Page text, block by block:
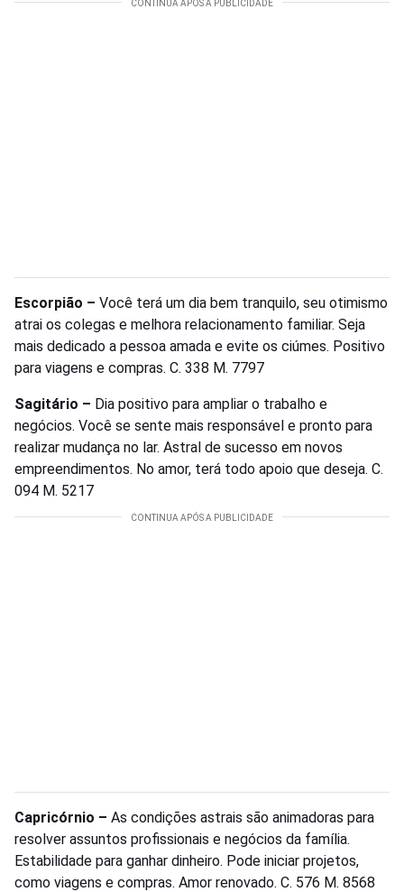
Escorpião – Você terá um dia bem tranquilo, seu otimismo
atrai os colegas e melhora relacionamento familiar. Seja
mais dedicado a pessoa amada e evite os ciúmes. Positivo
para viagens e compras. C. 338 M. 7797
Sagitário – Dia positivo para ampliar o trabalho e
negócios. Você se sente mais responsável e pronto para
realizar mudança no lar. Astral de sucesso em novos
empreendimentos. No amor, terá todo apoio que deseja. C.
094 M. 5217
Capricórnio – As condições astrais são animadoras para
resolver assuntos profissionais e negócios da família.
Estabilidade para ganhar dinheiro. Pode iniciar projetos,
como viagens e compras. Amor renovado. C. 576 M. 8568